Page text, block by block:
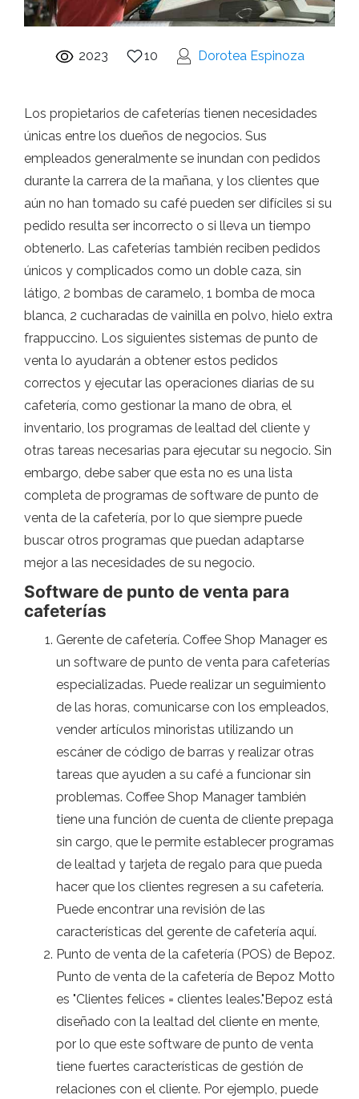
2023 10 Dorotea Espinoza
Los propietarios de cafeterías tienen necesidades
únicas entre los dueños de negocios. Sus
empleados generalmente se inundan con pedidos
durante la carrera de la mañana, y los clientes que
aún no han tomado su café pueden ser difíciles si su
pedido resulta ser incorrecto o si lleva un tiempo
obtenerlo. Las cafeterías también reciben pedidos
únicos y complicados como un doble caza, sin
látigo, 2 bombas de caramelo, 1 bomba de moca
blanca, 2 cucharadas de vainilla en polvo, hielo extra
frappuccino. Los siguientes sistemas de punto de
venta lo ayudarán a obtener estos pedidos
correctos y ejecutar las operaciones diarias de su
cafetería, como gestionar la mano de obra, el
inventario, los programas de lealtad del cliente y
otras tareas necesarias para ejecutar su negocio. Sin
embargo, debe saber que esta no es una lista
completa de programas de software de punto de
venta de la cafetería, por lo que siempre puede
buscar otros programas que puedan adaptarse
mejor a las necesidades de su negocio.
Software de punto de venta para
cafeterías
Gerente de cafetería. Coffee Shop Manager es
un software de punto de venta para cafeterías
especializadas. Puede realizar un seguimiento
de las horas, comunicarse con los empleados,
vender artículos minoristas utilizando un
escáner de código de barras y realizar otras
tareas que ayuden a su café a funcionar sin
problemas. Coffee Shop Manager también
tiene una función de cuenta de cliente prepaga
sin cargo, que le permite establecer programas
de lealtad y tarjeta de regalo para que pueda
hacer que los clientes regresen a su cafetería.
Puede encontrar una revisión de las
características del gerente de cafetería aquí.
Punto de venta de la cafetería (POS) de Bepoz.
Punto de venta de la cafetería de Bepoz Motto
es "Clientes felices = clientes leales."Bepoz está
diseñado con la lealtad del cliente en mente,
por lo que este software de punto de venta
tiene fuertes características de gestión de
relaciones con el cliente. Por ejemplo, puede